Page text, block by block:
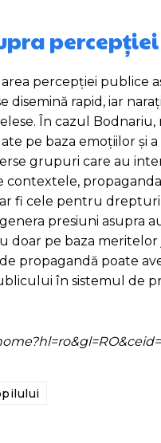
percepției publice
disemină rapid, iar
În cazul Bodnariu,
pe baza emoțiilor și
grupuri care au
contextele,
fi cele pentru
presiuni asupra
pe baza
propagandă poate
în sistemul de